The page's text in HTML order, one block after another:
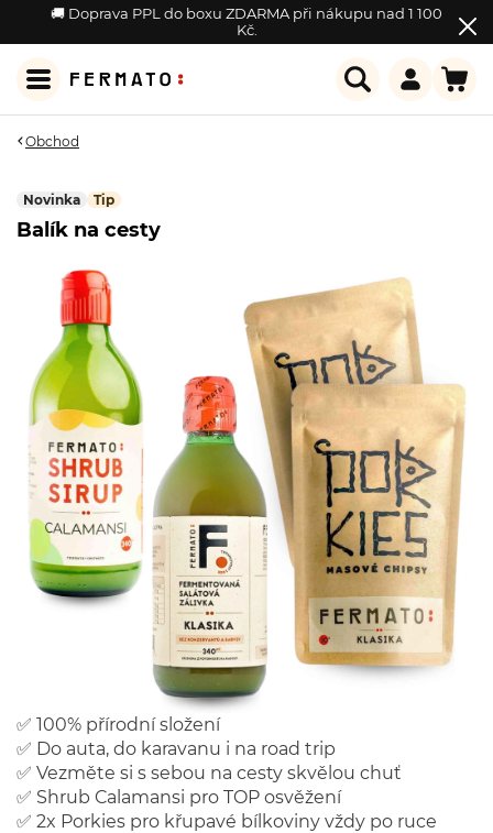
🚚 Doprava PPL do boxu ZDARMA při nákupu nad 1 100
Kč.
Obchod
Balík na cesty
Novinka Tip
✅ 100% přírodní složení
✅ Do auta, do karavanu i na road trip
✅ Vezměte si s sebou na cesty skvělou chuť
✅ Shrub Calamansi pro TOP osvěžení
✅ 2x Porkies pro křupavé bílkoviny vždy po ruce